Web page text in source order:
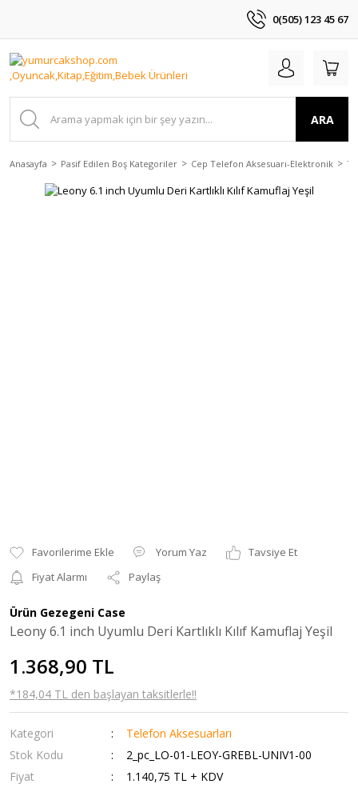
0(505) 123 45 67
ARA
Anasayfa Pasif Edilen Boş Kategoriler Cep Telefon Aksesuarı-Elektronik
Yorum Yaz
Tavsiye Et
Fiyat Alarmı
Paylaş
Ürün Gezegeni Case
Leony 6.1 inch Uyumlu Deri Kartlıklı Kılıf Kamuflaj Yeşil
1.368,90 TL
*184,04 TL den başlayan taksitlerle!!
Kategori
Telefon Aksesuarları
Stok Kodu
2_pc_LO-01-LEOY-GREBL-UNIV1-00
Fiyat
1.140,75 TL + KDV